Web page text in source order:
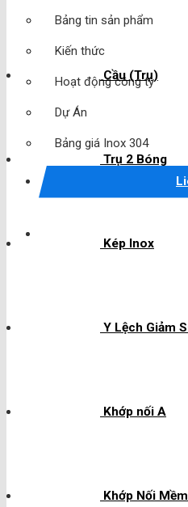
Bảng tin sản phẩm
Kiến thức
Hoạt động công ty
Dự Án
Bảng giá Inox 304
Cầu (Trụ)
Trụ 2 Bóng
Kép Inox
Y Lệch Giảm
Khớp nối A
Khớp Nối